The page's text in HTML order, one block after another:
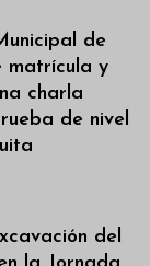
de
matrícula y
charla
de nivel
del